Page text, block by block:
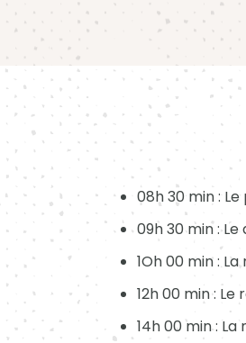
08h 30 min :
09h 30 min :
1Oh 00 min :
12h 00 min :
14h 00 min :